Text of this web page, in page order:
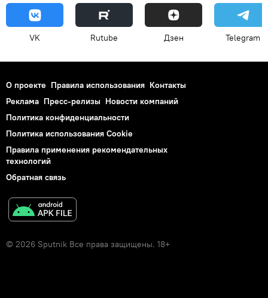
VK Rutube Дзен Telegram
О проекте Правила использования Контакты
Реклама Пресс-релизы Новости компаний
Политика конфиденциальности
Политика использования Cookie
Правила применения рекомендательных
технологий
Обратная связь
© 2026 Sputnik Все права защищены. 18+